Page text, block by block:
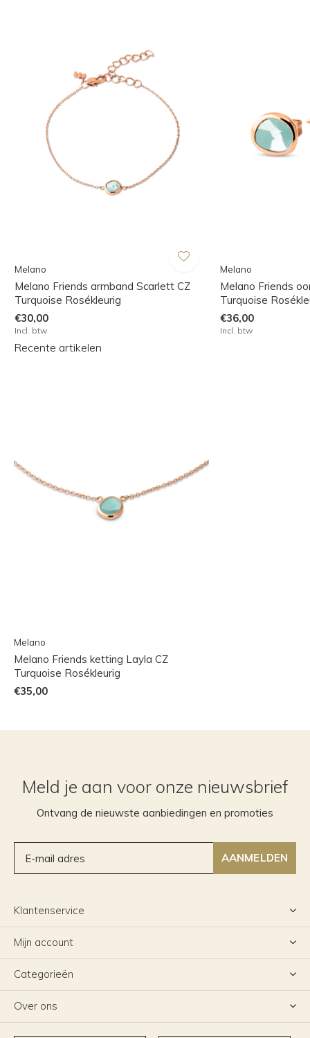
Melano
Melano Friends armband Scarlett CZ
Turquoise Rosékleurig
€30,00
Incl. btw
Melano
Melano Friends
Turquoise
€36,00
Incl. btw
Recente artikelen
Melano
Melano Friends ketting Layla CZ
Turquoise Rosékleurig
€35,00
Meld je aan voor onze nieuwsbrief
Ontvang de nieuwste aanbiedingen en promoties
AANMELDEN
Klantenservice
Mijn account
Categorieën
Over ons